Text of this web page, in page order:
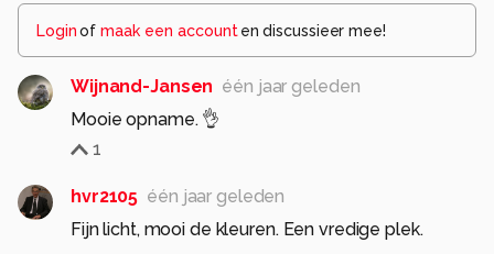
Loginof maak een account en discussieer mee!
Wijnand-Jansen één jaar geleden
Mooie opname. 👌
1
hvr2105 één jaar geleden
Fijn licht, mooi de kleuren. Een vredige plek.